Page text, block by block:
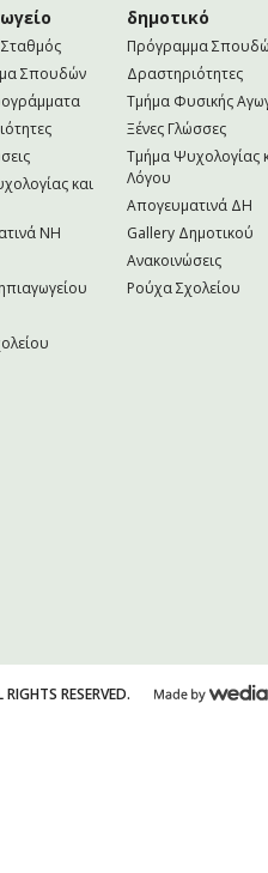
Σταθμός
Σπουδών
και
NH
δημοτικό
Πρόγραμμα
Δραστηριότητες
Τμήμα Φυσικής
Ξένες Γλώσσες
Τμήμα Ψυχολογίας
Λόγου
Απογευματινά ΔΗ
Gallery Δημοτικού
Ανακοινώσεις
Ρούχα Σχολείου
RESERVED.